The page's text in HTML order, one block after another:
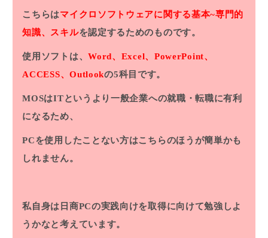
こちらはマイクロソフトウェアに関する基本~専門的
知識、スキルを認定するためのものです。
使用ソフトは、Word、Excel、PowerPoint、
ACCESS、Outlookの5科目です。
MOSはITというより一般企業への就職・転職に有利
になるため、
PCを使用したことない方はこちらのほうが簡単かも
しれません。
私自身は日商PCの実践向けを取得に向けて勉強しよ
うかなと考えています。